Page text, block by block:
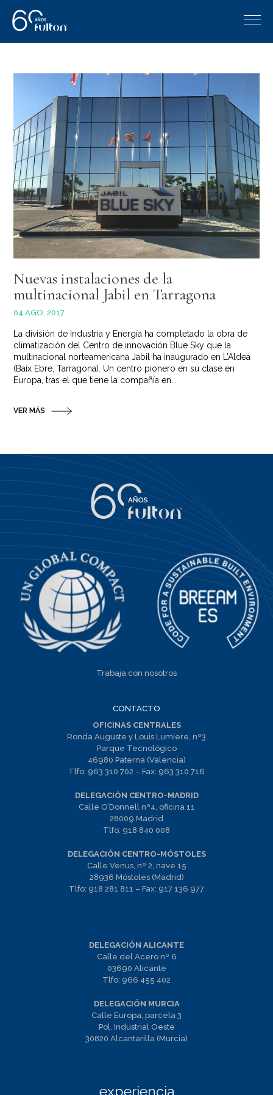
Nuevas instalaciones de la
multinacional Jabil en Tarragona
04 AGO, 2017
La división de Industria y Energía ha completado la obra de
climatización del Centro de innovación Blue Sky que la
multinacional norteamericana Jabil ha inaugurado en L’Aldea
(Baix Ebre, Tarragona). Un centro pionero en su clase en
Europa, tras el que tiene la compañía en...
VER MÁS
Trabaja con nosotros
CONTACTO
OFICINAS CENTRALES
Ronda Auguste y Louis Lumiere, nº3
Parque Tecnológico
46980 Paterna (Valencia)
Tlfo: 963 310 702 – Fax: 963 310 716
DELEGACIÓN CENTRO-MADRID
Calle O’Donnell nº4, oficina 11
28009 Madrid
Tlfo: 918 840 008
DELEGACIÓN CENTRO-MÓSTOLES
Calle Venus, nº 2, nave 15
28936 Móstoles (Madrid)
Tlfo: 918 281 811 – Fax: 917 136 977
DELEGACIÓN ALICANTE
Calle del Acero nº 6
03690 Alicante
Tlfo: 966 455 402
DELEGACIÓN MURCIA
Calle Europa, parcela 3
Pol. Industrial Oeste
30820 Alcantarilla (Murcia)
experiencia